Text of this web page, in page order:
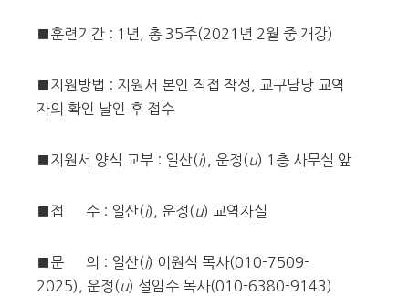
■훈련기간 : 1년, 총 35주(2021년 2월 중 개강)
■지원방법 : 지원서 본인 직접 작성, 교구담당 교역
자의 확인 날인 후 접수
■지원서 양식 교부 : 일산(i), 운정(u) 1층 사무실 앞
■접 수 : 일산(i), 운정(u) 교역자실
■문 의 : 일산(i) 이원석 목사(010-7509-
2025), 운정(u) 설임수 목사(010-6380-9143)